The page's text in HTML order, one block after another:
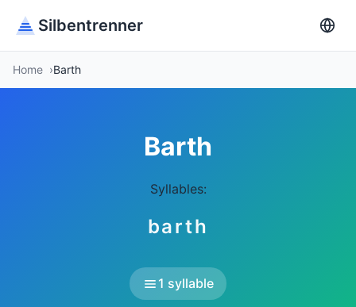
Silbentrenner
Home Barth
Barth
Syllables:
barth
1 syllable